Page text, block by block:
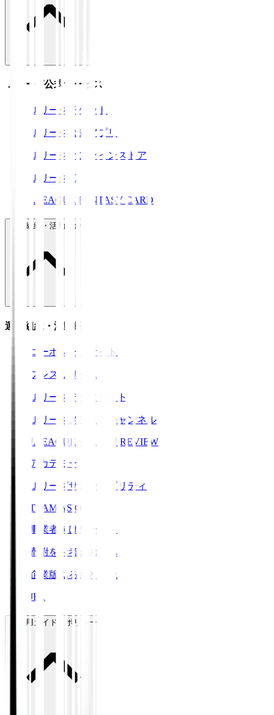
Ｊリーグ公式サービス
Ｊリーグチケット
Ｊリーグ公式アプリ
Ｊリーグオンラインストア
ＪリーグID
J.LEAGUE FANTASY CARD
運営組織・活動紹介
運営組織・活動紹介
コーポレートサイト
プレスリリース
Ｊリーグデータサイト
Ｊリーグメディアチャンネル
J.LEAGUE SEASON REVIEW
アカデミー
Ｊリーグサステナビリティ
TEAM AS ONE
事業者向けサービス
寄附をお考えの方へ
企業版ふるさと納税
JFA
ご利用ガイド・ポリシー